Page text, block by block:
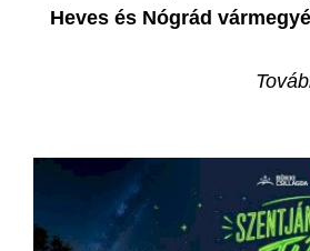
Heves és Nógrád